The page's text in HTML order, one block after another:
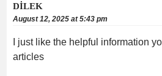
DİLEK
August 12, 2025 at 5:43 pm
I just like the helpful information
articles